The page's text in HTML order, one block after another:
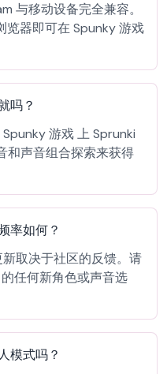
与移动设备完全兼容。
览器即可在 Spunky 游戏
吗？
游戏 上 Sprunki
和声音组合探索来获得
率如何？
取决于社区的反馈。请
任何新角色或声音选
模式吗？